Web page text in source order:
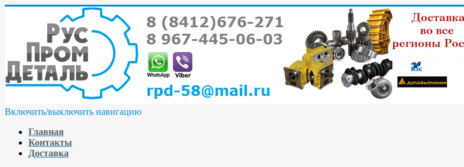
Включить/выключить навигацию
Главная
Контакты
Доставка